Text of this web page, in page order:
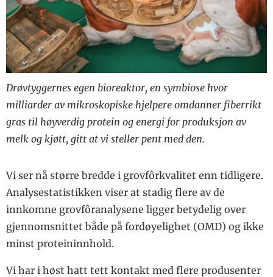
Drøvtyggernes egen bioreaktor, en symbiose hvor
milliarder av mikroskopiske hjelpere omdanner fiberrikt
gras til høyverdig protein og energi for produksjon av
melk og kjøtt, gitt at vi steller pent med den.
Vi ser nå større bredde i grovfôrkvalitet enn tidligere.
Analysestatistikken viser at stadig flere av de
innkomne grovfôranalysene ligger betydelig over
gjennomsnittet både på fordøyelighet (OMD) og ikke
minst proteininnhold.
Vi har i høst hatt tett kontakt med flere produsenter